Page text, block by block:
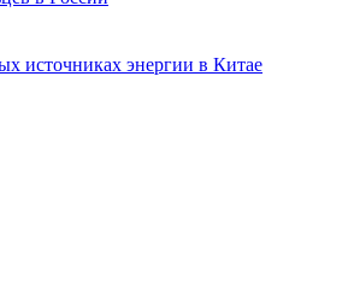
источниках энергии в Китае